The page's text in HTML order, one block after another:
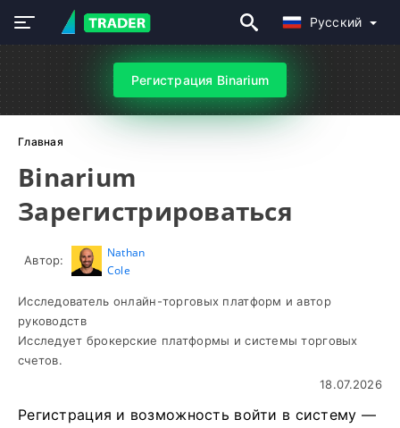
Русский
Регистрация Binarium
Главная
Binarium
Зарегистрироваться
Автор:
Nathan
Cole
Исследователь онлайн-торговых платформ и автор
руководств
Исследует брокерские платформы и системы торговых
счетов.
18.07.2026
Регистрация и возможность войти в систему —